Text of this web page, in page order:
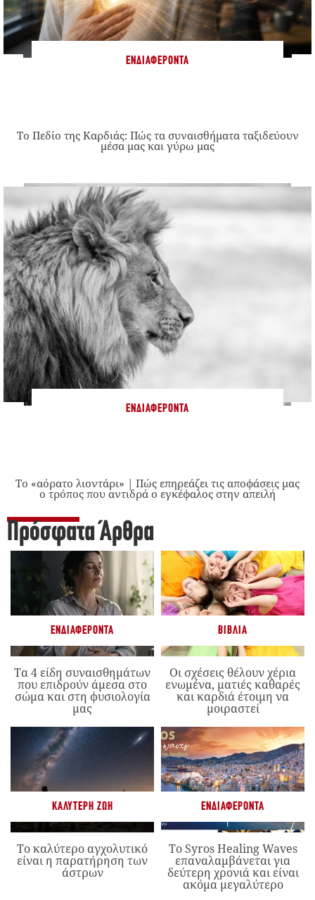
ΕΝΔΙΑΦΈΡΟΝΤΑ
Το Πεδίο της Καρδιάς: Πώς τα συναισθήματα ταξιδεύουν
μέσα μας και γύρω μας
ΕΝΔΙΑΦΈΡΟΝΤΑ
Το «αόρατο λιοντάρι» | Πώς επηρεάζει τις αποφάσεις μας
ο τρόπος που αντιδρά ο εγκέφαλος στην απειλή
Πρόσφατα Άρθρα
ΕΝΔΙΑΦΈΡΟΝΤΑ
Τα 4 είδη συναισθημάτων
που επιδρούν άμεσα στο
σώμα και στη φυσιολογία
μας
ΒΙΒΛΊΑ
Οι σχέσεις θέλουν χέρια
ενωμένα, ματιές καθαρές
και καρδιά έτοιμη να
μοιραστεί
ΚΑΛΎΤΕΡΗ ΖΩΉ
Το καλύτερο αγχολυτικό
είναι η παρατήρηση των
άστρων
ΕΝΔΙΑΦΈΡΟΝΤΑ
Το Syros Healing Waves
επαναλαμβάνεται για
δεύτερη χρονιά και είναι
ακόμα μεγαλύτερο